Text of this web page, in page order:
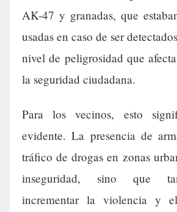
AK-47 y granadas, que
usadas en caso de ser
nivel de peligrosidad que
la seguridad ciudadana.
Para los vecinos, esto
evidente. La presencia de
tráfico de drogas en zonas
inseguridad, sino que
incrementar la violencia y